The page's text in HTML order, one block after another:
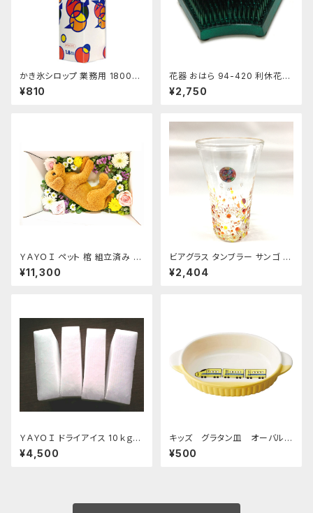
かき氷シロップ 業務用 1800ｍ
L ハニー製 1.8Lパック
¥810
花器 おはら 94-420 利休花舞
剣山 S フラワーベース 水盤
¥2,750
ＹＡＹＯＩ ペット 棺 組立済み 防
水シート ドライアイス 10kg付
セット 冷凍便 S～M 小型犬 猫
¥11,300
ビアグラス タンブラー サンゴ 琉
球ガラス 200cc
¥2,404
ＹＡＹＯＩ ドライアイス 10ｋｇ
おすすめ
¥4,500
キッズ グラタン皿 オーバルデ
ィッシュ 超特急イエロー
¥500